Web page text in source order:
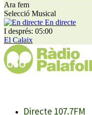
Ara fem
Selecció Musical
En directe
I després: 05:00
El Calaix
Directe 107.7FM